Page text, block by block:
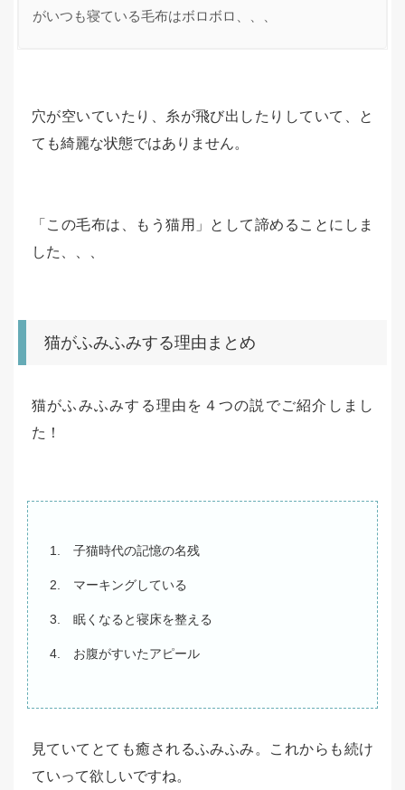
がいつも寝ている毛布はボロボロ、、、
穴が空いていたり、糸が飛び出したりしていて、と
ても綺麗な状態ではありません。
「この毛布は、もう猫用」として諦めることにしま
した、、、
猫がふみふみする理由まとめ
猫がふみふみする理由を４つの説でご紹介しまし
た！
子猫時代の記憶の名残
マーキングしている
眠くなると寝床を整える
お腹がすいたアピール
見ていてとても癒されるふみふみ。これからも続け
ていって欲しいですね。